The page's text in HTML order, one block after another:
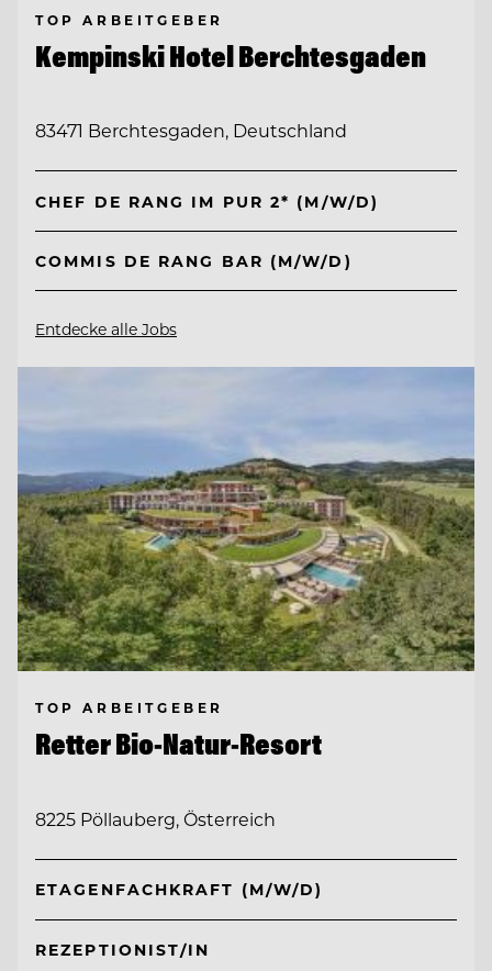
TOP ARBEITGEBER
Kempinski Hotel Berchtesgaden
83471 Berchtesgaden, Deutschland
CHEF DE RANG IM PUR 2* (M/W/D)
COMMIS DE RANG BAR (M/W/D)
Entdecke alle Jobs
TOP ARBEITGEBER
Retter Bio-Natur-Resort
8225 Pöllauberg, Österreich
ETAGENFACHKRAFT (M/W/D)
REZEPTIONIST/IN